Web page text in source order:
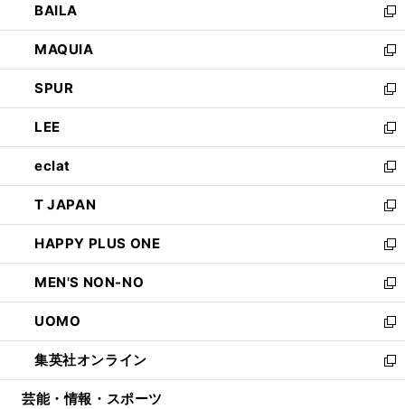
く
ィ
ン
ド
ウ
で
開
く
い
ウ
ィ
ン
ド
ウ
で
開
く
BAILA
新
し
い
ウ
ィ
ン
ド
ウ
で
開
く
MAQUIA
新
し
い
ウ
ィ
ン
ド
ウ
で
開
く
SPUR
新
し
い
ウ
ィ
ン
ド
ウ
で
開
く
LEE
新
し
い
ウ
ィ
ン
ド
ウ
で
開
く
eclat
新
し
い
ウ
ィ
ン
ド
ウ
で
開
く
T JAPAN
新
し
い
ウ
ィ
ン
ド
ウ
で
開
HAPPY PLUS ONE
新
し
い
ウ
ィ
ン
ド
ウ
MEN'S NON-NO
新
し
い
ウ
ィ
ン
UOMO
新
し
い
ウ
集英社オンライン
新
し
芸能・情報・スポーツ